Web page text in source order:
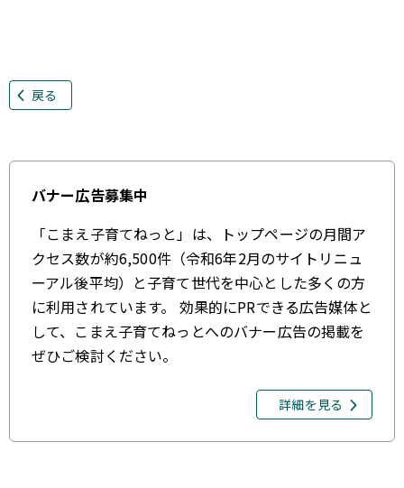
戻る
バナー広告募集中
「こまえ子育てねっと」は、トップページの月間ア
クセス数が約6,500件（令和6年2月のサイトリニュ
ーアル後平均）と子育て世代を中心とした多くの方
に利用されています。 効果的にPRできる広告媒体と
して、こまえ子育てねっとへのバナー広告の掲載を
ぜひご検討ください。
詳細を見る